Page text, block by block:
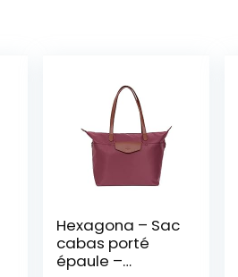
Hexagona – Sac
cabas porté
épaule –